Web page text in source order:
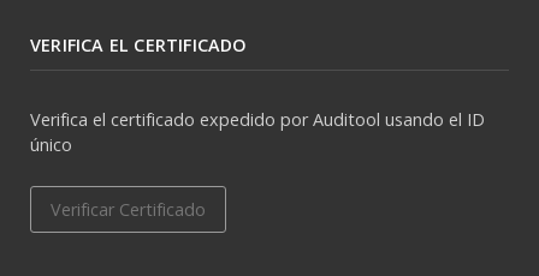
VERIFICA EL CERTIFICADO
Verifica el certificado expedido por Auditool usando el ID
único
Verificar Certificado